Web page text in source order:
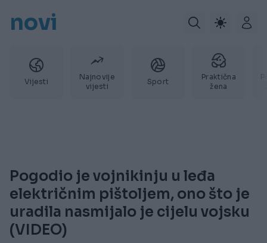
novi
Vijesti
Najnovije
vijesti
Sport
Praktična
žena
Pogodio je vojnikinju u leđa
električnim pištoljem, ono što je
uradila nasmijalo je cijelu vojsku
(VIDEO)